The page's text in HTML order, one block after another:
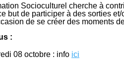
Socioculturel cherche à
but de participer à des sorties
de se créer des moments
:
08 octobre : info ici